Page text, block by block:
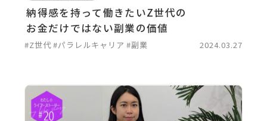
納得感を持って働きたいZ世代の
お金だけではない副業の価値
#Z世代#パラレルキャリア #副業 2024.03.27